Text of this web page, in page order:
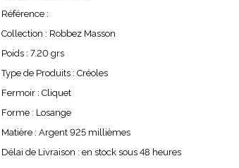
Référence :
Collection : Robbez Masson
Poids : 7.20 grs
Type de Produits : Créoles
Fermoir : Cliquet
Forme : Losange
Matière : Argent 925 millièmes
Délai de Livraison : en stock sous 48 heures